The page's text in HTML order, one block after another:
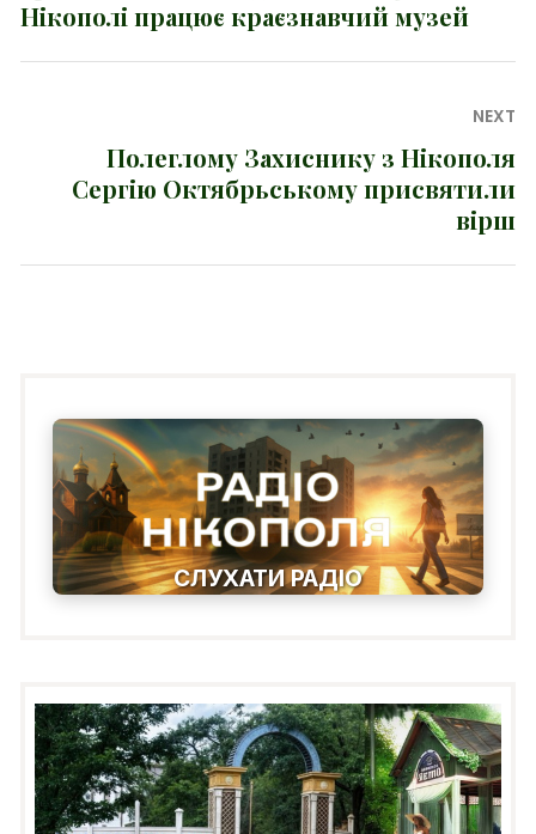
Нікополі працює краєзнавчий музей
NEXT
Полеглому Захиснику з Нікополя
Сергію Октябрьському присвятили
вірш
СЛУХАТИ РАДІО